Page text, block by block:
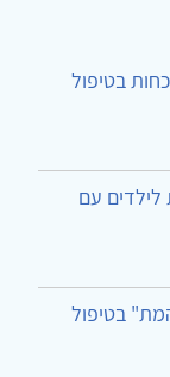
בטיפול
עם
בטיפול